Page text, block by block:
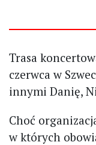
Trasa
czerwca w
innymi Danię,
Choć
w których